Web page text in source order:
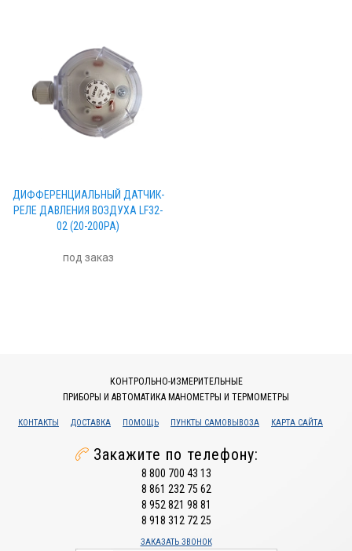
ДИФФЕРЕНЦИАЛЬНЫЙ ДАТЧИК-
РЕЛЕ ДАВЛЕНИЯ ВОЗДУХА LF32-
02 (20-200PA)
под заказ
КОНТРОЛЬНО-ИЗМЕРИТЕЛЬНЫЕ
ПРИБОРЫ И АВТОМАТИКА МАНОМЕТРЫ И ТЕРМОМЕТРЫ
КОНТАКТЫ ДОСТАВКА ПОМОЩЬ ПУНКТЫ САМОВЫВОЗА КАРТА САЙТА
Закажите по телефону:
8 800 700 43 13
8 861 232 75 62
8 952 821 98 81
8 918 312 72 25
ЗАКАЗАТЬ ЗВОНОК